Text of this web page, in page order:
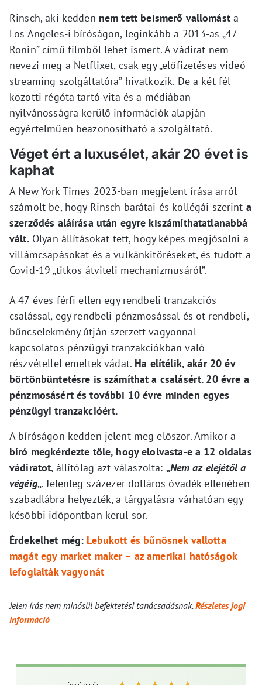
Rinsch, aki kedden nem tett beismerő vallomásta
Los Angeles-i bíróságon, leginkább a 2013-as „47
Ronin” című filmből lehet ismert. A vádirat nem
nevezi meg a Netflixet, csak egy „előfizetéses videó
streaming szolgáltatóra” hivatkozik. De a két fél
közötti régóta tartó vita és a médiában
nyilvánosságra kerülő információk alapján
egyértelműen beazonosítható a szolgáltató.
Véget ért a luxusélet, akár 20 évet is
kaphat
A New York Times 2023-ban megjelent írása arról
számolt be, hogy Rinsch barátai és kollégái szerint a
szerződés aláírása után egyre kiszámíthatatlanabbá
vált.Olyan állításokat tett, hogy képes megjósolni a
villámcsapásokat és a vulkánkitöréseket, és tudott a
Covid-19 „titkos átviteli mechanizmusáról”.
A 47 éves férfi ellen egy rendbeli tranzakciós
csalással, egy rendbeli pénzmosással és öt rendbeli,
bűncselekmény útján szerzett vagyonnal
kapcsolatos pénzügyi tranzakciókban való
részvétellel emeltek vádat. Ha elítélik, akár 20 év
börtönbüntetésre is számíthat a csalásért. 20 évre a
pénzmosásért és további 10 évre minden egyes
pénzügyi tranzakcióért.
A bíróságon kedden jelent meg először. Amikor a
bíró megkérdezte tőle, hogy elolvasta-e a 12 oldalas
vádiratot, állítólag azt válaszolta: „Nem az elejétől a
végéig„. Jelenleg százezer dolláros óvadék ellenében
szabadlábra helyezték, a tárgyalásra várhatóan egy
későbbi időpontban kerül sor.
Érdekelhet még: Lebukott és bűnösnek vallotta
magát egy market maker – az amerikai hatóságok
lefoglalták vagyonát
Jelen írás nem minősül befektetési tanácsadásnak.Részletes jogi
információ